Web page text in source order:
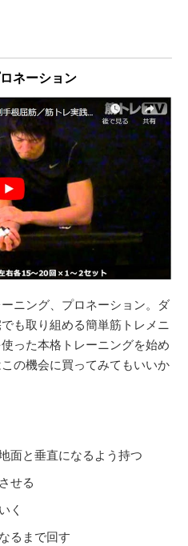
ネーション
ニング、プロネーション。ダ
も取り組める簡単筋トレメニ
った本格トレーニングを始め
の機会に買ってみてもいいか
面と垂直になるよう持つ
せる
く
るまで回す